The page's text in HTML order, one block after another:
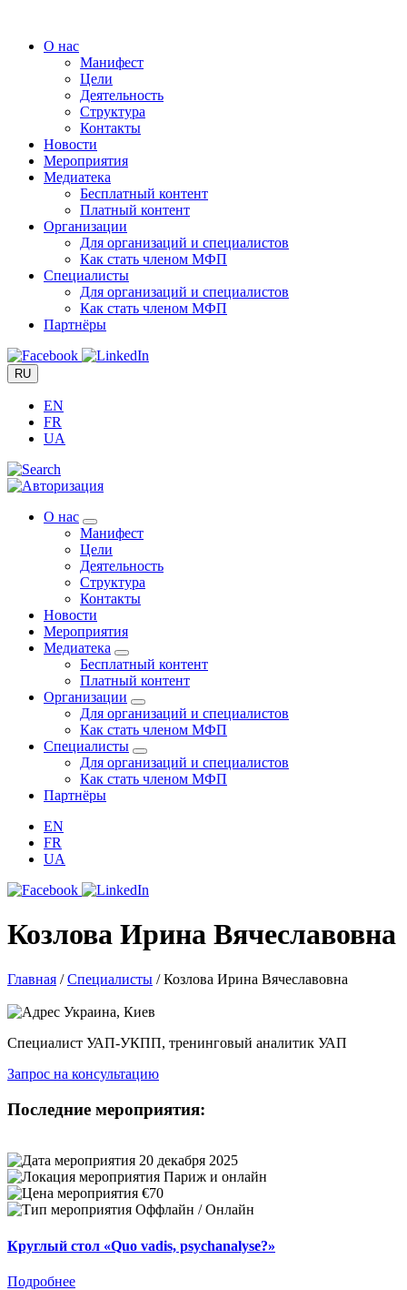
содержимому
О нас
Манифест
Цели
Деятельность
Структура
Контакты
Новости
Мероприятия
Медиатека
Бесплатный контент
Платный контент
Организации
Для организаций и специалистов
Как стать членом МФП
Специалисты
Для организаций и специалистов
Как стать членом МФП
Партнёры
RU
EN
FR
UA
О нас
Манифест
Цели
Деятельность
Структура
Контакты
Новости
Мероприятия
Медиатека
Бесплатный контент
Платный контент
Организации
Для организаций и специалистов
Как стать членом МФП
Специалисты
Для организаций и специалистов
Как стать членом МФП
Партнёры
EN
FR
UA
Козлова Ирина Вячеславовна
Главная /Специалисты /Козлова Ирина Вячеславовна
Украина, Киев
Специалист УАП-УКПП, тренинговый аналитик УАП
Запрос на консультацию
Последние мероприятия:
20 декабря 2025
Париж и онлайн
€70
Оффлайн / Онлайн
Круглый стол «Quo vadis, psychanalyse?»
Подробнее